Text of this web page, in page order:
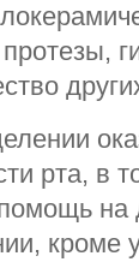
рта, в
кроме